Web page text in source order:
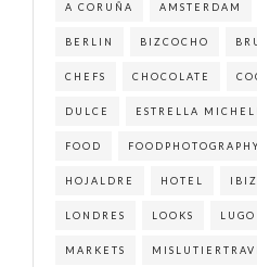
A CORUÑA AMSTERDAM
BERLIN BIZCOCHO
CHEFS CHOCOLATE
DULCE ESTRELLA
FOOD FOODPHOTOGRAPHY
HOJALDRE HOTEL
LONDRES LOOKS LUGO
MARKETS